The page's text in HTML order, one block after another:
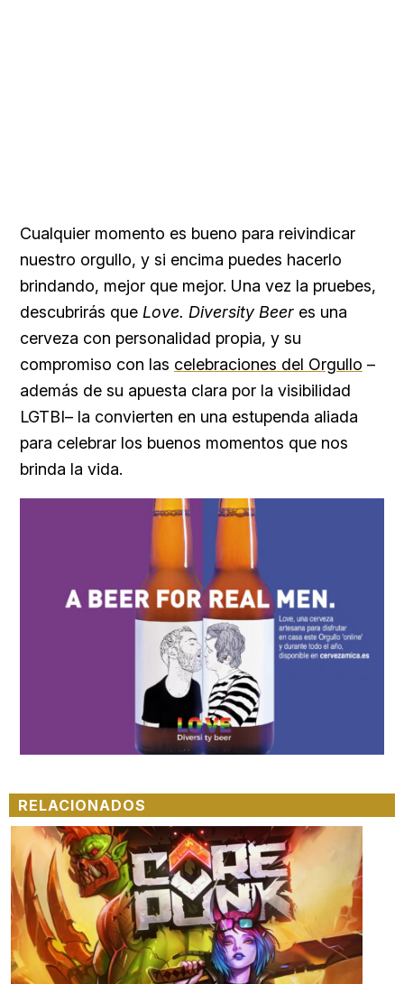
Cualquier momento es bueno para reivindicar
nuestro orgullo, y si encima puedes hacerlo
brindando, mejor que mejor. Una vez la pruebes,
descubrirás que Love. Diversity Beer es una
cerveza con personalidad propia, y su
compromiso con las celebraciones del Orgullo –
además de su apuesta clara por la visibilidad
LGTBI– la convierten en una estupenda aliada
para celebrar los buenos momentos que nos
brinda la vida.
RELACIONADOS